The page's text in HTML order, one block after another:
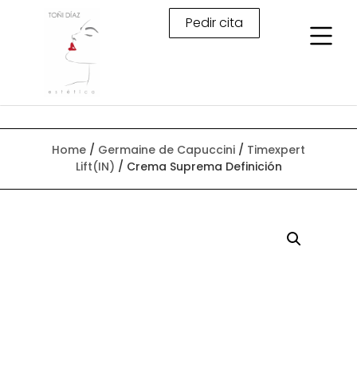
Pedir cita
Home / Germaine de Capuccini / Timexpert
Lift(IN) / Crema Suprema Definición